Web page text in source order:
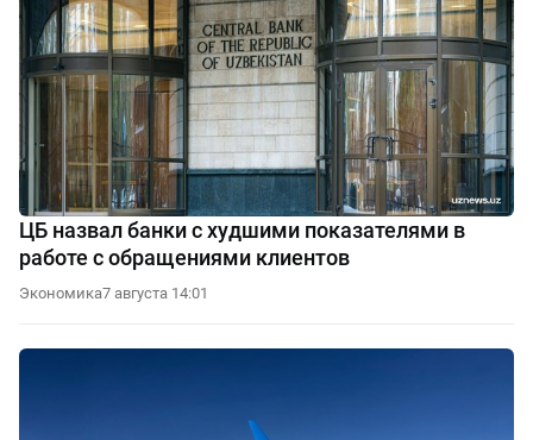
ЦБ назвал банки с худшими показателями в
работе с обращениями клиентов
Экономика7 августа 14:01